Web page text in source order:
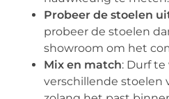
Probeer de stoelen
probeer de stoelen
showroom om het
Mix en match: Durf
verschillende stoelen